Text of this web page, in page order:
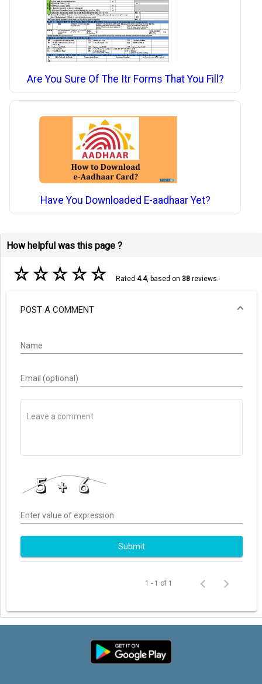
Are You Sure Of The Itr Forms That You Fill?
Have You Downloaded E-aadhaar Yet?
How helpful was this page ?
☆☆☆☆☆ Rated 4.4, based on 38reviews.
POST A COMMENT
Name
Email (optional)
Enter value of expression
Submit
1 - 1 of 1